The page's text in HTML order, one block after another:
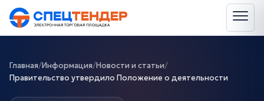
Главная/Информация/Новости и статьи/
Правительство утвердило Положение о деятельности